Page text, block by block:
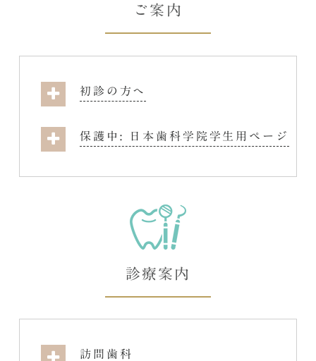
ご案内
初診の方へ
保護中: 日本歯科学院学生用ページ
診療案内
訪問歯科